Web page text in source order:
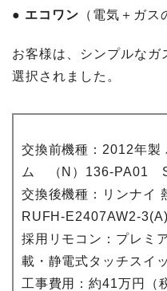
● エコワン （電気＋ガス
お客様は、シンプルなガ
選択されました。
交換前機種：2012年製
ム （N）136-PA01
交換後機種：リンナイ
RUFH-E2407AW2-3(A)
採用リモコン：プレミ
載・静電式タッチスイ
工事費用：約41万円（